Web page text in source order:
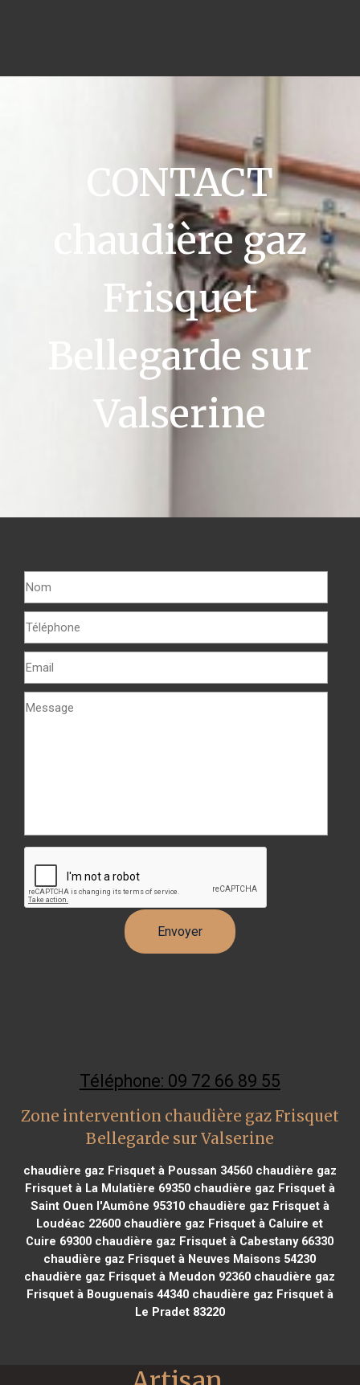
CONTACT
chaudière gaz
Frisquet
Bellegarde sur
Valserine
Téléphone: 09 72 66 89 55
Zone intervention chaudière gaz Frisquet
Bellegarde sur Valserine
chaudière gaz Frisquet à Poussan 34560chaudière gaz
Frisquet à La Mulatière 69350chaudière gaz Frisquet à
Saint Ouen l'Aumône 95310chaudière gaz Frisquet à
Loudéac 22600 chaudière gaz Frisquet à Caluire et
Cuire 69300 chaudière gaz Frisquet à Cabestany 66330
chaudière gaz Frisquet à Neuves Maisons 54230
chaudière gaz Frisquet à Meudon 92360 chaudière gaz
Frisquet à Bouguenais 44340chaudière gaz Frisquet à
Le Pradet 83220